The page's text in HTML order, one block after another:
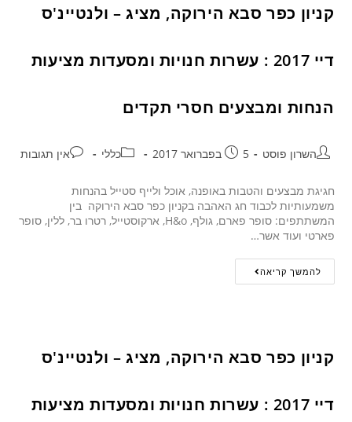
קניון כפר סבא הירוקה, מציג – ולנטיינ'ס
דיי 2017 : עשרות חנויות ומסעדות מציעות
הנחות ומבצעים חסרי תקדים
השרון פוסט 5 בפברואר 2017 כללי אין תגובות
חגיגת מבצעים והטבות באופנה, אוכל ולייף סטייל בהנחות
משמעותיות לכבוד חג האהבה בקניון כפר סבא הירוקה בין
המשתתפים: סופר פארם, גולף, H&o, ארקוסטייל, רטרו בר, ללין, סופר
פארטי ועוד אשר…
להמשך קריאה
קניון כפר סבא הירוקה, מציג – ולנטיינ'ס
דיי 2017 : עשרות חנויות ומסעדות מציעות